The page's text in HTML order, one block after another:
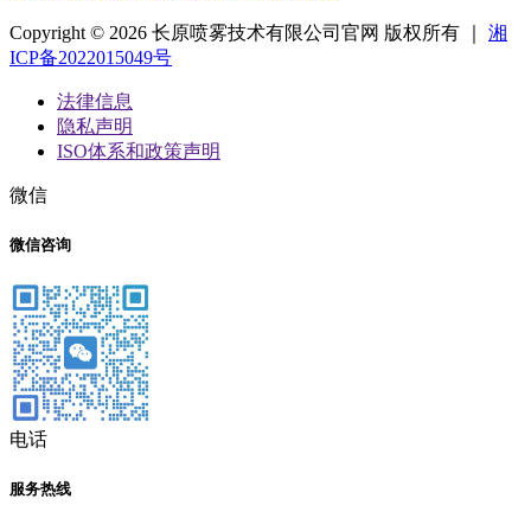
Copyright © 2026 长原喷雾技术有限公司官网 版权所有 ｜ 湘
ICP备2022015049号
法律信息
隐私声明
ISO体系和政策声明
微信
微信咨询
电话
服务热线